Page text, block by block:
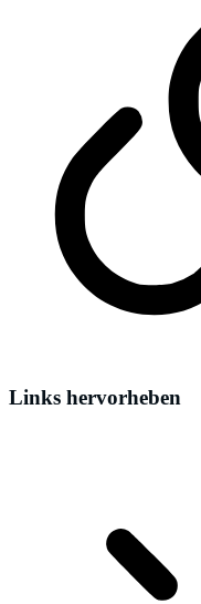
Links hervorheben